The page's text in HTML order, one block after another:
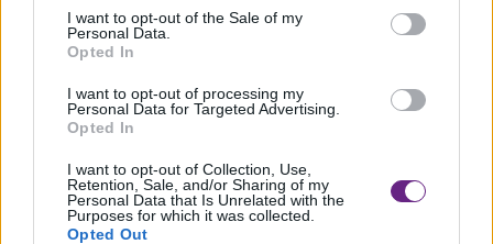
I want to opt-out of the Sale of my
Personal Data.
Opted In
I want to opt-out of processing my
Personal Data for Targeted Advertising.
Opted In
I want to opt-out of Collection, Use,
Retention, Sale, and/or Sharing of my
Personal Data that Is Unrelated with the
Purposes for which it was collected.
Opted Out
volontariato. In mattinata era intervenuto per le ricerche
anche un elicottero proveniente da Arezzo.